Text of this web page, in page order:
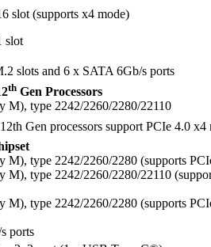
slot (supports x4 mode)
slot
slots and 6 x SATA 6Gb/s ports
th Gen Processors
M), type 2242/2260/2280/22110
Gen processors support PCIe 4.0
M), type 2242/2260/2280 (supports
M), type 2242/2260/2280/22110
M), type 2242/2260/2280 (supports
ports